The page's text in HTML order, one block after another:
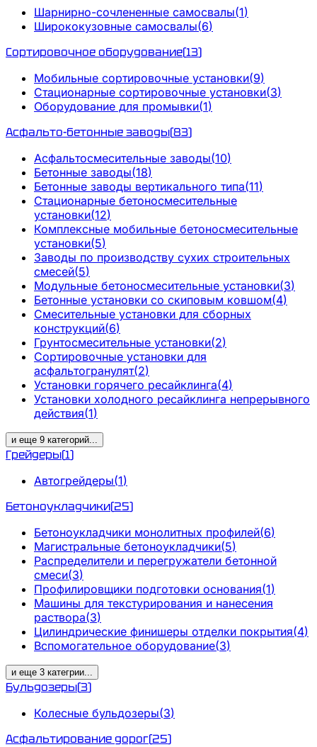
Шарнирно-сочлененные самосвалы(1)
Ширококузовные самосвалы(6)
Сортировочное оборудование(13)
Мобильные сортировочные установки(9)
Стационарные сортировочные установки(3)
Оборудование для промывки(1)
Асфальто-бетонные заводы(83)
Асфальтосмесительные заводы(10)
Бетонные заводы(18)
Бетонные заводы вертикального типа(11)
Стационарные бетоносмесительные
установки(12)
Комплексные мобильные бетоносмесительные
установки(5)
Заводы по производству сухих строительных
смесей(5)
Модульные бетоносмесительные установки(3)
Бетонные установки со скиповым ковшом(4)
Смесительные установки для сборных
конструкций(6)
Грунтосмесительные установки(2)
Сортировочные установки для
асфальтогранулят(2)
Установки горячего ресайклинга(4)
Установки холодного ресайклинга непрерывного
действия(1)
и еще 9 категорий...
Грейдеры(1)
Автогрейдеры(1)
Бетоноукладчики(25)
Бетоноукладчики монолитных профилей(6)
Магистральные бетоноукладчики(5)
Распределители и перегружатели бетонной
смеси(3)
Профилировщики подготовки основания(1)
Машины для текстурирования и нанесения
раствора(3)
Цилиндрические финишеры отделки покрытия(4)
Вспомогательное оборудование(3)
и еще 3 категрии...
Бульдозеры(3)
Колесные бульдозеры(3)
Асфальтирование дорог(25)